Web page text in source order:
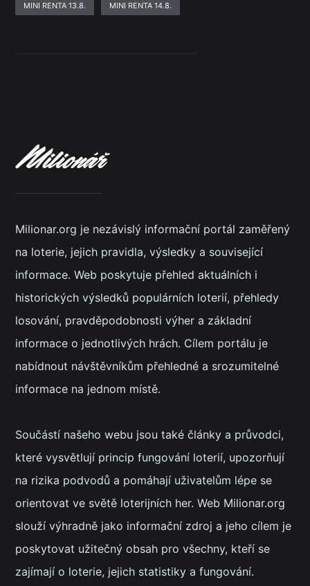
MINI RENTA 13.8. MINI RENTA 14.8.
Milionar.org je nezávislý informační portál zaměřený
na loterie, jejich pravidla, výsledky a související
informace. Web poskytuje přehled aktuálních i
historických výsledků populárních loterií, přehledy
losování, pravděpodobnosti výher a základní
informace o jednotlivých hrách. Cílem portálu je
nabídnout návštěvníkům přehledné a srozumitelné
informace na jednom místě.
Součástí našeho webu jsou také články a průvodci,
které vysvětlují princip fungování loterií, upozorňují
na rizika podvodů a pomáhají uživatelům lépe se
orientovat ve světě loterijních her. Web Milionar.org
slouží výhradně jako informační zdroj a jeho cílem je
poskytovat užitečný obsah pro všechny, kteří se
zajímají o loterie, jejich statistiky a fungování.